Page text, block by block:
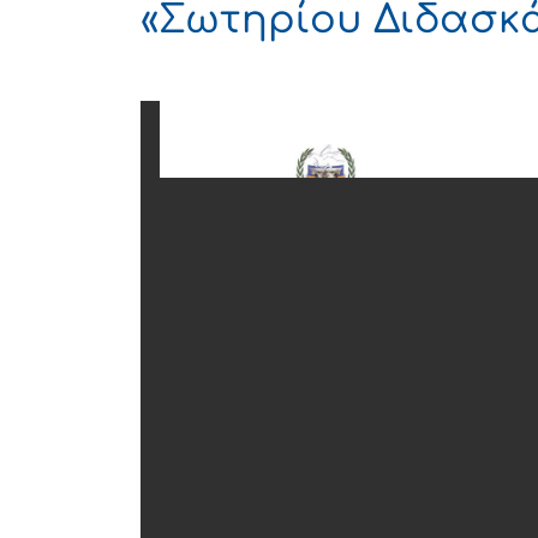
«Σωτηρίου